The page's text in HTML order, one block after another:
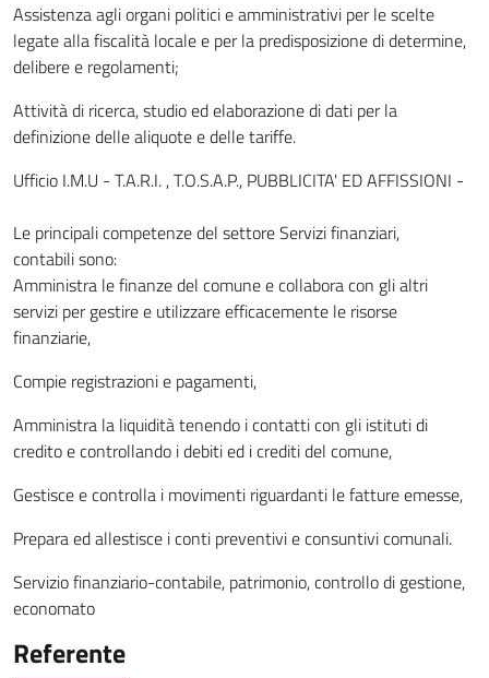
Assistenza agli organi politici e amministrativi per le scelte
legate alla fiscalità locale e per la predisposizione di determine,
delibere e regolamenti;
Attività di ricerca, studio ed elaborazione di dati per la
definizione delle aliquote e delle tariffe.
Ufficio I.M.U - T.A.R.I. , T.O.S.A.P., PUBBLICITA' ED AFFISSIONI -
Le principali competenze del settore Servizi finanziari,
contabili sono:
Amministra le finanze del comune e collabora con gli altri
servizi per gestire e utilizzare efficacemente le risorse
finanziarie,
Compie registrazioni e pagamenti,
Amministra la liquidità tenendo i contatti con gli istituti di
credito e controllando i debiti ed i crediti del comune,
Gestisce e controlla i movimenti riguardanti le fatture emesse,
Prepara ed allestisce i conti preventivi e consuntivi comunali.
Servizio finanziario-contabile, patrimonio, controllo di gestione,
economato
Referente